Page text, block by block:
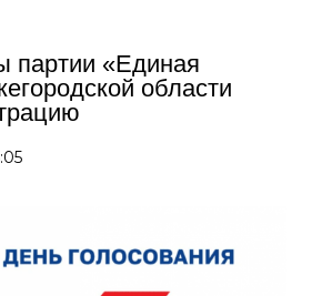
партии «Единая
области